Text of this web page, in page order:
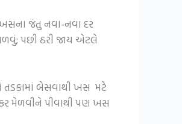
જંતુ નવા-નવા દર
પછી ઠરી જાય એટલે
બેસવાથી ખસ મટે
મેળવીને પીવાથી પણ ખસ